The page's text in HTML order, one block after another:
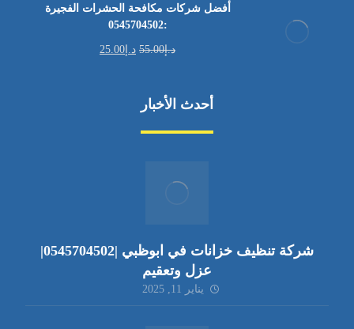
أفضل شركات مكافحة الحشرات الفجيرة
:0545704502
د.إ55.00 د.إ 25.00
أحدث الأخبار
شركة تنظيف خزانات في ابوظبي |0545704502|
عزل وتعقيم
يناير 11, 2025